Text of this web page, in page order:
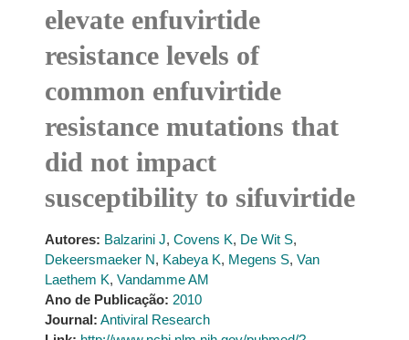
elevate enfuvirtide
resistance levels of
common enfuvirtide
resistance mutations that
did not impact
susceptibility to sifuvirtide
Autores: Balzarini J, Covens K, De Wit S,
Dekeersmaeker N, Kabeya K, Megens S, Van
Laethem K, Vandamme AM
Ano de Publicação: 2010
Journal: Antiviral Research